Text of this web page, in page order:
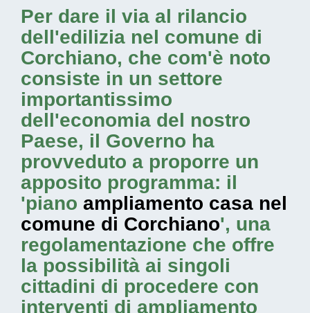
Per dare il via al rilancio
dell'edilizia nel comune di
Corchiano, che com'è noto
consiste in un settore
importantissimo
dell'economia del nostro
Paese, il Governo ha
provveduto a proporre un
apposito programma: il
'piano ampliamento casa nel
comune di Corchiano', una
regolamentazione che offre
la possibilità ai singoli
cittadini di procedere con
interventi di ampliamento